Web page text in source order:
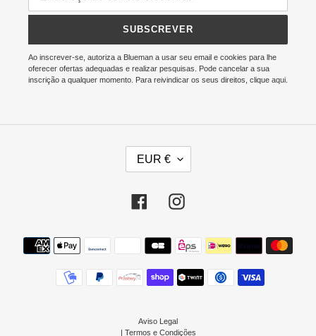
SUBSCREVER
Ao inscrever-se, autoriza a Blueman a usar seu email e cookies para lhe
oferecer ofertas adequadas e realizar pesquisas. Pode cancelar a sua
inscrição a qualquer momento. Para reivindicar os seus direitos, clique aqui
D
A
EUR €
FacebookInstagram
Métodos
de
pagamento
Aviso Legal
Termos e Condições